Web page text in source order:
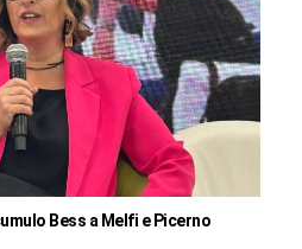
Bess a Melfi e Picerno